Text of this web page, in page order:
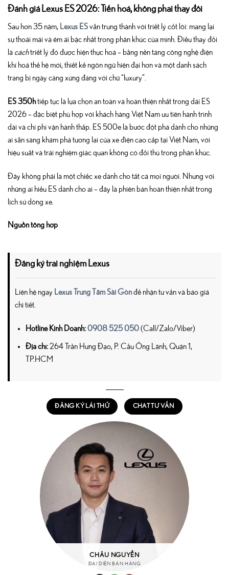
Đánh giá Lexus ES 2026: Tiến hoá, không phải thay đổi
Sau hơn 35 năm, Lexus ESvẫn trung thành với triết lý cốt lõi: mang lại
sự thoải mái và êm ái bậc nhất trong phân khúc của mình. Điều thay đổi
là cáchtriết lý đó được hiện thực hoá – bằng nền tảng công nghệ điện
khí hoá thế hệ mới, thiết kế ngôn ngữ hiện đại hơn và một danh sách
trang bị ngày càng xứng đáng với chữ “luxury”.
ES 350htiếp tục là lựa chọn an toàn và hoàn thiện nhất trong dải ES
2026 – đặc biệt phù hợp với khách hàng Việt Nam ưu tiên hành trình
dài và chi phí vận hành thấp. ES 500e là bước đột phá dành cho những
ai sẵn sàng khám phá tương lai của xe điện cao cấp tại Việt Nam, với
hiệu suất và trải nghiệm giác quan không có đối thủ trong phân khúc.
Đây không phải là một chiếc xe dành cho tất cả mọi người. Nhưng với
những ai hiểu ES dành cho ai – đây là phiên bản hoàn thiện nhất trong
lịch sử dòng xe.
Nguồn tổng hợp
Đăng ký trải nghiệm Lexus
Liên hệ ngay Lexus Trung Tâm Sài Gònđể nhận tư vấn và báo giá
chi tiết.
Hotline Kinh Doanh:0908 525 050(Call/Zalo/Viber)
Địa chỉ:264 Trần Hưng Đạo, P. Cầu Ông Lãnh, Quận 1,
TP.HCM
ĐĂNG KÝ LÁI THỬ CHAT TƯ VẤN
CHÂU NGUYỄN
ĐẠI DIỆN BÁN HÀNG